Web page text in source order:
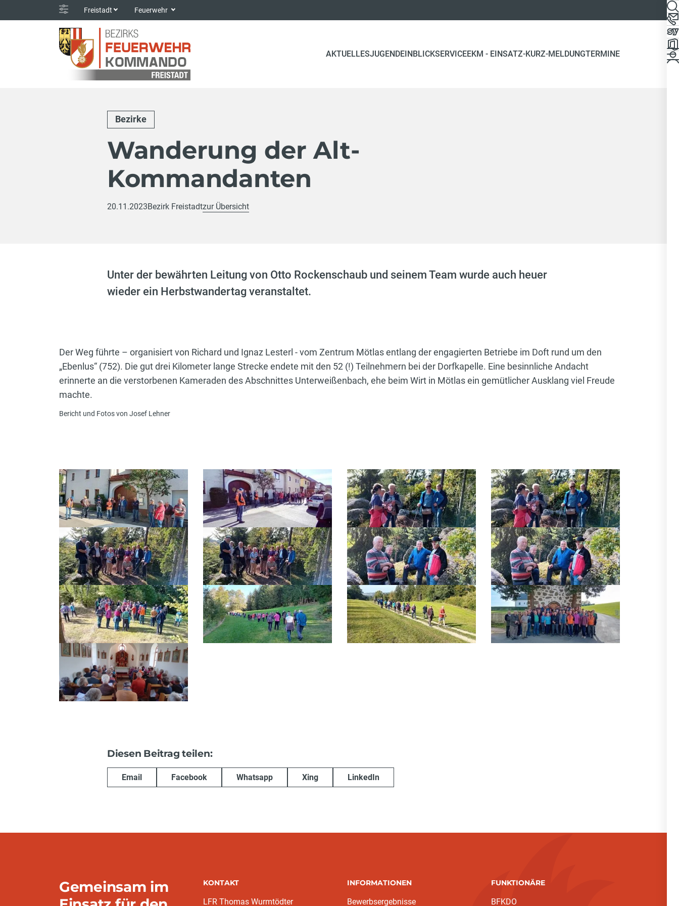
Freistadt Feuerwehr
AKTUELLES(CURRENT)
JUGENDEINBLICKSERVICEEKM - EINSATZ-KURZ-MELDUNGTERMINE
Bezirke
Wanderung der Alt-
Kommandanten
20.11.2023Bezirk Freistadtzur Übersicht
Unter der bewährten Leitung von Otto Rockenschaub und seinem Team wurde auch heuer
wieder ein Herbstwandertag veranstaltet.
Der Weg führte – organisiert von Richard und Ignaz Lesterl - vom Zentrum Mötlas entlang der engagierten Betriebe im Doft rund um den
„Ebenlus“ (752). Die gut drei Kilometer lange Strecke endete mit den 52 (!) Teilnehmern bei der Dorfkapelle. Eine besinnliche Andacht
erinnerte an die verstorbenen Kameraden des Abschnittes Unterweißenbach, ehe beim Wirt in Mötlas ein gemütlicher Ausklang viel Freude
machte.
Bericht und Fotos von Josef Lehner
Diesen Beitrag teilen:
Email Facebook Whatsapp Xing LinkedIn
Gemeinsam im
KONTAKT
LFR Thomas Wurmtödter
INFORMATIONEN
Bewerbsergebnisse
FUNKTIONÄRE
BFKDO